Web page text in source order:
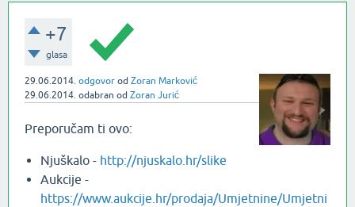
+7
glasa
29.06.2014. odgovor od Zoran Marković
29.06.2014. odabran od Zoran Jurić
Preporučam ti ovo:
Njuškalo - http://njuskalo.hr/slike
Aukcije -
https://www.aukcije.hr/prodaja/Umjetnine/Umjetni